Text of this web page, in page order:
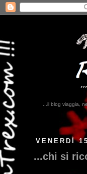
...il blog viaggia,
...qui trovate il nostro
VENERDÌ
...chi si